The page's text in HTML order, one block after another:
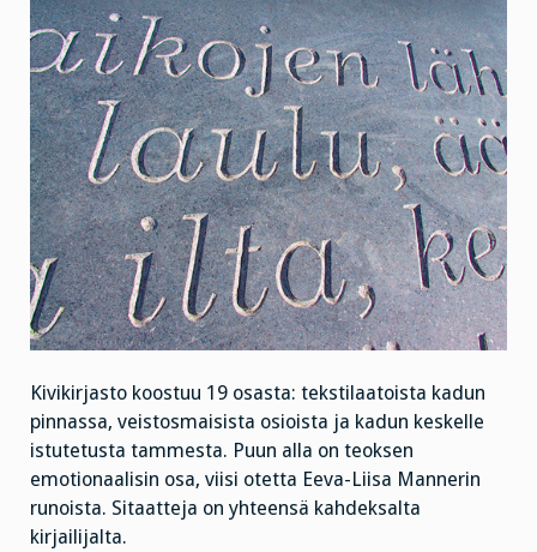
Kivikirjasto koostuu 19 osasta: tekstilaatoista kadun
pinnassa, veistosmaisista osioista ja kadun keskelle
istutetusta tammesta. Puun alla on teoksen
emotionaalisin osa, viisi otetta Eeva-Liisa Mannerin
runoista. Sitaatteja on yhteensä kahdeksalta
kirjailijalta.